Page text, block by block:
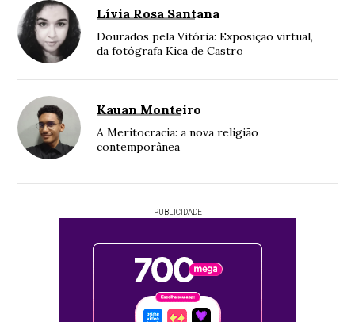
Lívia Rosa Santana
Dourados pela Vitória: Exposição virtual,
da fotógrafa Kica de Castro
Kauan Monteiro
A Meritocracia: a nova religião
contemporânea
PUBLICIDADE